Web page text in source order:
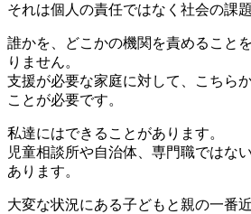
それは個人の責任ではなく社会の課題
誰かを、どこかの機関を責めること
りません。
支援が必要な家庭に対して、こちら
ことが必要です。
私達にはできることがあります。
児童相談所や自治体、専門職ではな
あります。
大変な状況にある子どもと親の一番